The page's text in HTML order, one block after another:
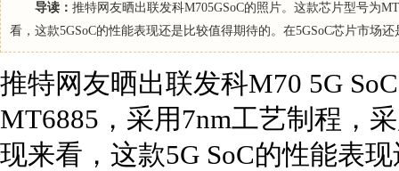
导读： 推特网友晒出联发科M705GSoC的照片。这款芯片型号为
看，这款5GSoC的性能表现还是比较值得期待的。在5GSoC芯片市场
推特网友晒出联发科M70 5G
MT6885，采用7nm工艺制程，
现来看，这款5G SoC的性能表